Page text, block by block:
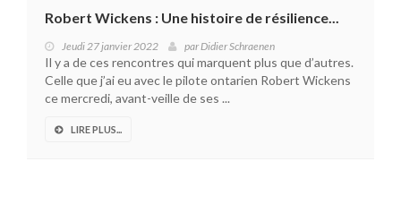
Robert Wickens : Une histoire de résilience...
Jeudi 27 janvier 2022 parDidier Schraenen
Il y a de ces rencontres qui marquent plus que d’autres.
Celle que j’ai eu avec le pilote ontarien Robert Wickens
ce mercredi, avant-veille de ses ...
LIRE PLUS...